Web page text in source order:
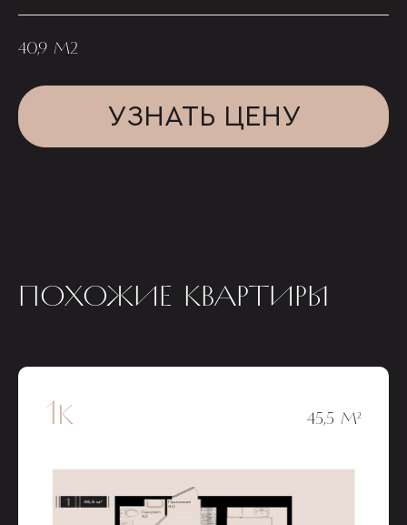
40,9 М2
УЗНАТЬ ЦЕНУ
ПОХОЖИЕ КВАРТИРЫ
1к 45,5 М²